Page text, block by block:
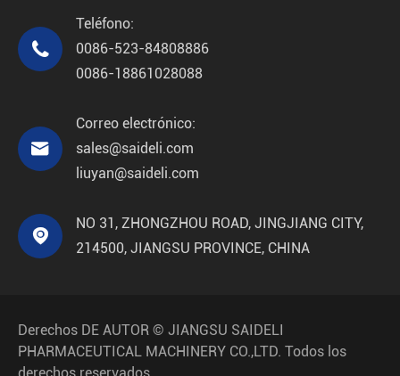

Teléfono:
0086-523-84808886
0086-18861028088

Correo electrónico:
sales@saideli.com
liuyan@saideli.com

NO 31, ZHONGZHOU ROAD, JINGJIANG CITY,
214500, JIANGSU PROVINCE, CHINA
Derechos DE AUTOR © JIANGSU SAIDELI
PHARMACEUTICAL MACHINERY CO.,LTD. Todos los